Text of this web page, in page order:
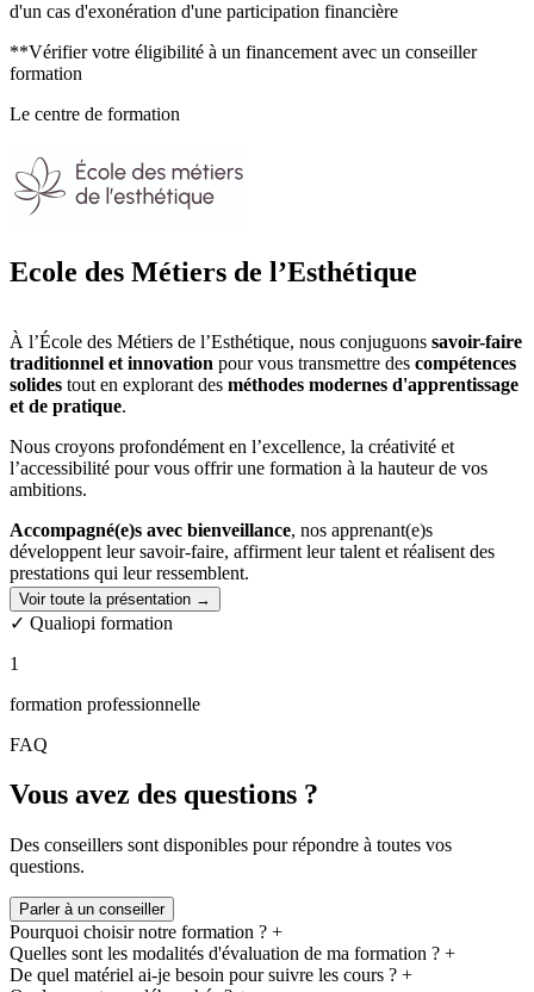
d'un cas d'exonération d'une participation financière
**Vérifier votre éligibilité à un financement avec un conseiller
formation
Le centre de formation
Ecole des Métiers de l’Esthétique
À l’École des Métiers de l’Esthétique, nous conjuguons savoir-faire
traditionnel et innovation pour vous transmettre des compétences
solides tout en explorant des méthodes modernes d'apprentissage
et de pratique.
Nous croyons profondément en l’excellence, la créativité et
l’accessibilité pour vous offrir une formation à la hauteur de vos
ambitions.
Accompagné(e)s avec bienveillance, nos apprenant(e)s
développent leur savoir-faire, affirment leur talent et réalisent des
prestations qui leur ressemblent.
Chaque étape de votre parcours est soigneusement conçue pour faire
de votre apprentissage une
technique et profondément personnelle
Voir toute la présentation →
✓ Qualiopi formation
1
formation professionnelle
FAQ
Vous avez des questions ?
Des conseillers sont disponibles pour répondre à toutes vos
questions.
Parler à un conseiller
Pourquoi choisir notre formation ? +
Quelles sont les modalités d'évaluation de ma formation ? +
De quel matériel ai-je besoin pour suivre les cours ? +